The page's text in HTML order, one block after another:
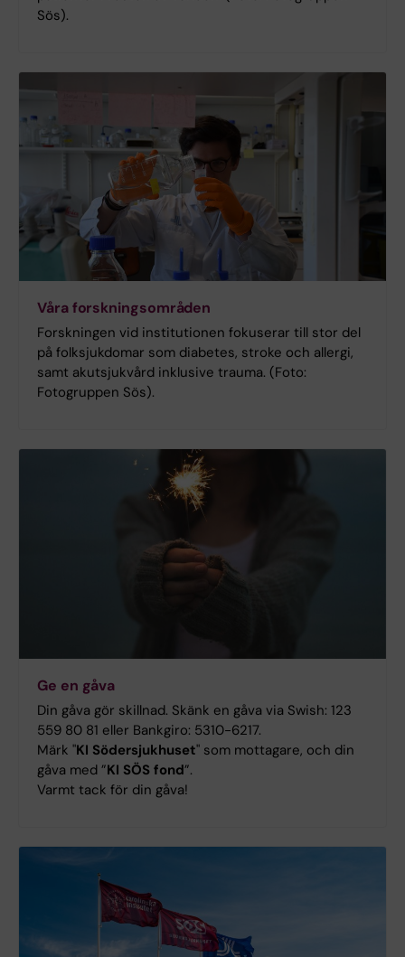
Sös).
Våra forskningsområden
Forskningen vid institutionen fokuserar till stor del
på folksjukdomar som diabetes, stroke och allergi,
samt akutsjukvård inklusive trauma. (Foto:
Fotogruppen Sös).
Ge en gåva
Din gåva gör skillnad. Skänk en gåva via Swish: 123
559 80 81 eller Bankgiro: 5310-6217.
Märk "KI Södersjukhuset" som mottagare, och din
gåva med ”KI SÖS fond”.
Varmt tack för din gåva!